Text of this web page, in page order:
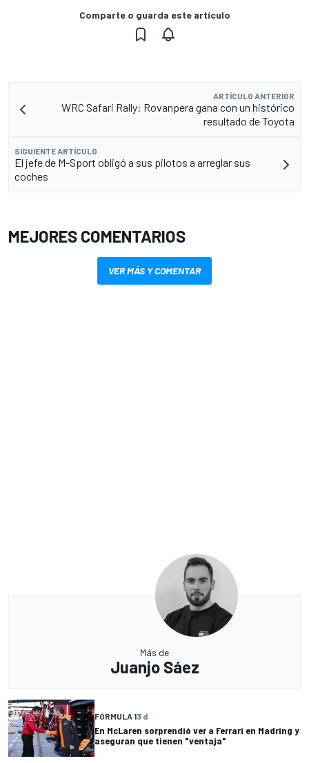
Comparte o guarda este artículo
ARTÍCULO ANTERIOR
WRC Safari Rally: Rovanpera gana con un histórico
resultado de Toyota
SIGUIENTE ARTÍCULO
El jefe de M-Sport obligó a sus pilotos a arreglar sus
coches
MEJORES COMENTARIOS
VER MÁS Y COMENTAR
Más de
Juanjo Sáez
FÓRMULA 13 d
En McLaren sorprendió ver a Ferrari en Madring y
aseguran que tienen "ventaja"